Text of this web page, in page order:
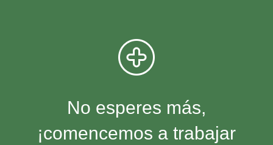
No esperes más,
¡comencemos a trabajar